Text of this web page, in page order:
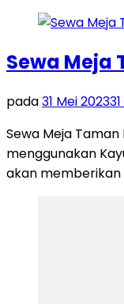
Sewa Meja
pada31 Mei 2023
Sewa Meja
menggunakan
akan memberikan